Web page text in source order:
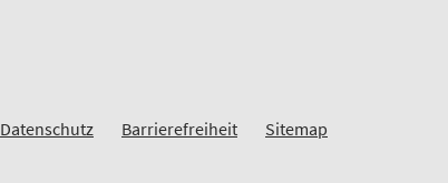
Datenschutz Barrierefreiheit Sitemap